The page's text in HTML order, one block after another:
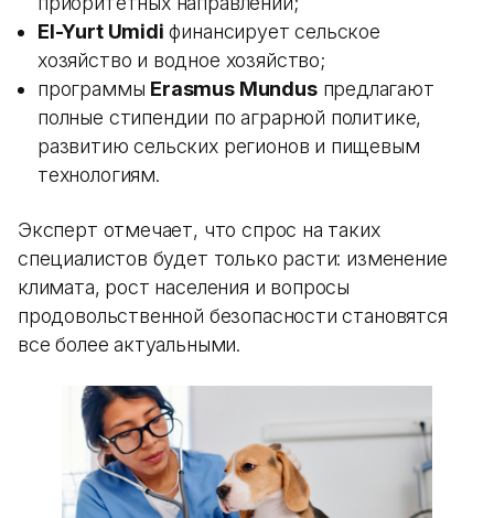
El-Yurt Umidi финансирует сельское
хозяйство и водное хозяйство;
программы Erasmus Mundusпредлагают
полные стипендии по аграрной политике,
развитию сельских регионов и пищевым
технологиям.
Эксперт отмечает, что спрос на таких
специалистов будет только расти: изменение
климата, рост населения и вопросы
продовольственной безопасности становятся
все более актуальными.